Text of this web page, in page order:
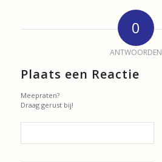
0
ANTWOORDEN
Plaats een Reactie
Meepraten?
Draag gerust bij!